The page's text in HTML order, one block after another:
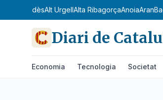
Alt PenedèsAlt UrgellAlta RibagorçaAnoiaAran
Diari de
Economia Tecnologia Societat